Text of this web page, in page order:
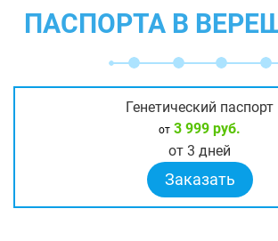
ПАСПОРТА В
Генетический паспорт
от 3 999 руб.
от 3 дней
Заказать